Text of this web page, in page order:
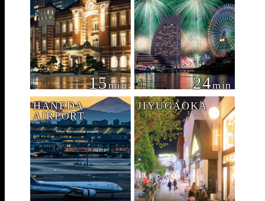
15min 24min
HANEDA
AIRPORT
JIYUGAOKA